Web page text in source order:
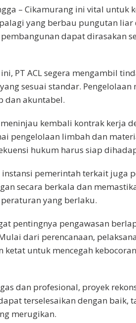
– Cikamurang ini vital untuk
yang berbau pungutan
dapat dirasakan
PT ACL segera mengambil
sesuai standar.
dan akuntabel.
kembali kontrak kerja
pengelolaan limbah dan
hukum harus siap
instansi pemerintah terkait juga
secara berkala dan
yang berlaku.
pentingnya pengawasan
dari perencanaan,
ketat untuk mencegah
dan profesional, proyek
terselesaikan dengan baik,
merugikan.